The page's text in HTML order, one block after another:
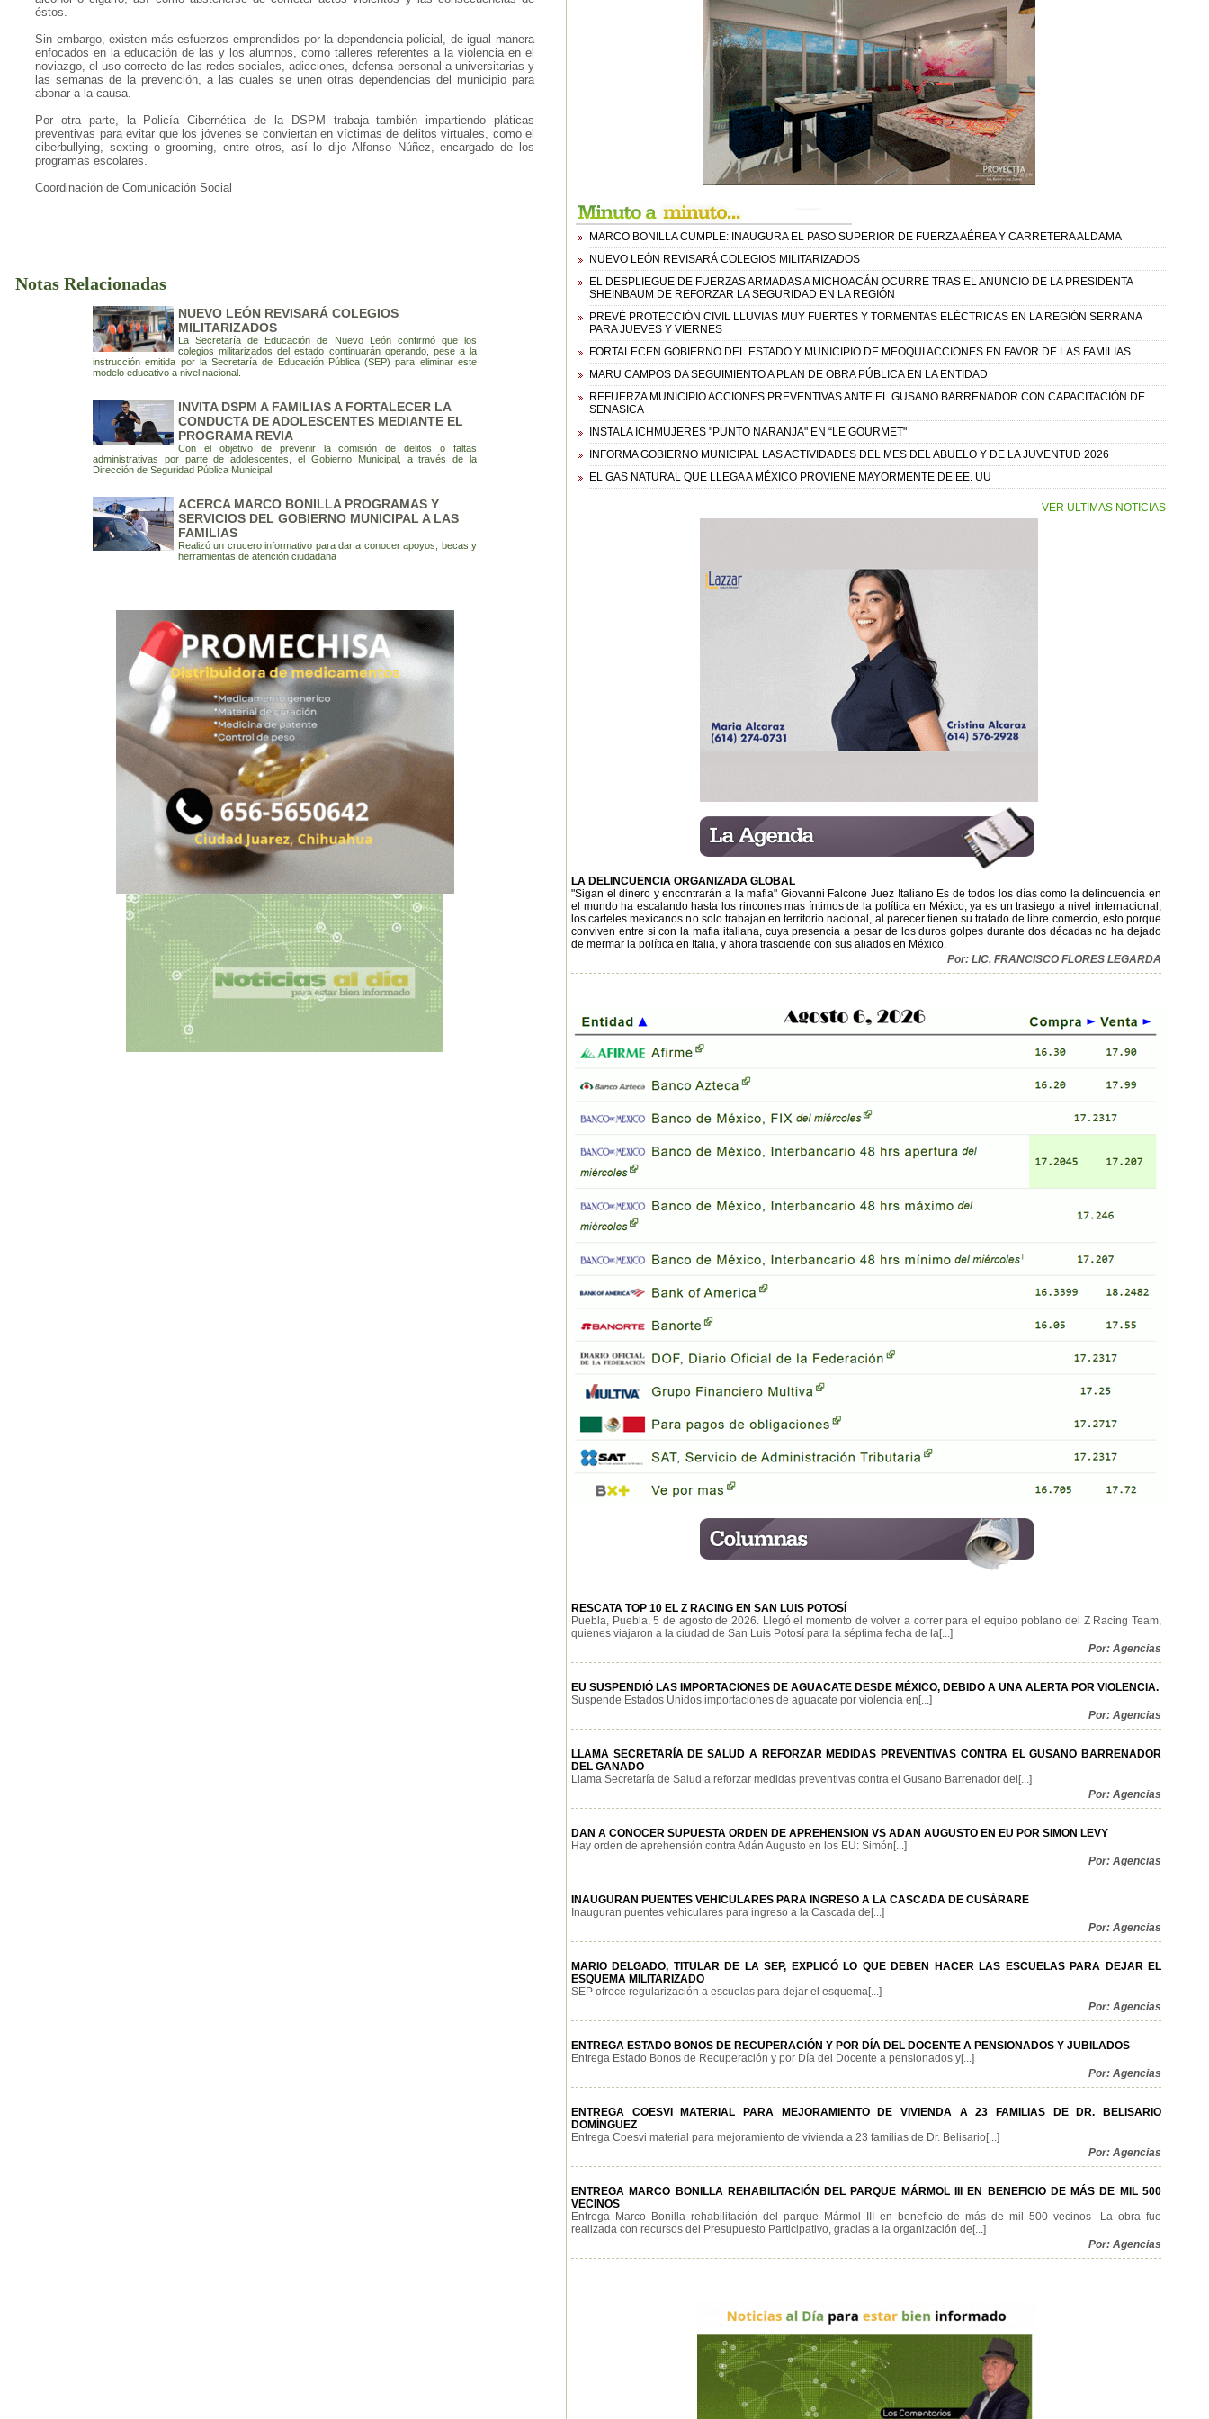
éstos.
Sin embargo, existen más esfuerzos emprendidos por la dependencia policial, de igual manera
enfocados en la educación de las y los alumnos, como talleres referentes a la violencia en el
noviazgo, el uso correcto de las redes sociales, adicciones, defensa personal a universitarias y
las semanas de la prevención, a las cuales se unen otras dependencias del municipio para
abonar a la causa.
Por otra parte, la Policía Cibernética de la DSPM trabaja también impartiendo pláticas
preventivas para evitar que los jóvenes se conviertan en víctimas de delitos virtuales, como el
ciberbullying, sexting o grooming, entre otros, así lo dijo Alfonso Núñez, encargado de los
programas escolares.
Coordinación de Comunicación Social
Notas Relacionadas
NUEVO LEÓN REVISARÁ COLEGIOS
MILITARIZADOS
La Secretaría de Educación de Nuevo León confirmó que los
colegios militarizados del estado continuarán operando, pese a la
instrucción emitida por la Secretaría de Educación Pública (SEP) para eliminar este
modelo educativo a nivel nacional.
INVITA DSPM A FAMILIAS A FORTALECER LA
CONDUCTA DE ADOLESCENTES MEDIANTE EL
PROGRAMA REVIA
Con el objetivo de prevenir la comisión de delitos o faltas
administrativas por parte de adolescentes, el Gobierno Municipal, a través de la
Dirección de Seguridad Pública Municipal,
ACERCA MARCO BONILLA PROGRAMAS Y
SERVICIOS DEL GOBIERNO MUNICIPAL A LAS
FAMILIAS
Realizó un crucero informativo para dar a conocer apoyos, becas y
herramientas de atención ciudadana
MARCO BONILLA CUMPLE: INAUGURA EL PASO SUPERIOR DE FUERZA AÉREA Y CARRETERA ALDAMA
NUEVO LEÓN REVISARÁ COLEGIOS MILITARIZADOS
EL DESPLIEGUE DE FUERZAS ARMADAS A MICHOACÁN OCURRE TRAS EL ANUNCIO DE LA PRESIDENTA
SHEINBAUM DE REFORZAR LA SEGURIDAD EN LA REGIÓN
PREVÉ PROTECCIÓN CIVIL LLUVIAS MUY FUERTES Y TORMENTAS ELÉCTRICAS EN LA REGIÓN SERRANA
PARA JUEVES Y VIERNES
FORTALECEN GOBIERNO DEL ESTADO Y MUNICIPIO DE MEOQUI ACCIONES EN FAVOR DE LAS FAMILIAS
MARU CAMPOS DA SEGUIMIENTO A PLAN DE OBRA PÚBLICA EN LA ENTIDAD
REFUERZA MUNICIPIO ACCIONES PREVENTIVAS ANTE EL GUSANO BARRENADOR CON CAPACITACIÓN DE
SENASICA
INSTALA ICHMUJERES "PUNTO NARANJA" EN “LE GOURMET"
INFORMA GOBIERNO MUNICIPAL LAS ACTIVIDADES DEL MES DEL ABUELO Y DE LA JUVENTUD 2026
EL GAS NATURAL QUE LLEGA A MÉXICO PROVIENE MAYORMENTE DE EE. UU
VER ULTIMAS NOTICIAS
LA DELINCUENCIA ORGANIZADA GLOBAL
"Sigan el dinero y encontrarán a la mafia" Giovanni Falcone Juez Italiano Es de todos los días como la delincuencia en
el mundo ha escalando hasta los rincones mas íntimos de la política en México, ya es un trasiego a nivel internacional,
los carteles mexicanos no solo trabajan en territorio nacional, al parecer tienen su tratado de libre comercio, esto porque
conviven entre si con la mafia italiana, cuya presencia a pesar de los duros golpes durante dos décadas no ha dejado
de mermar la política en Italia, y ahora trasciende con sus aliados en México.
Por: LIC. FRANCISCO FLORES LEGARDA
RESCATA TOP 10 EL Z RACING EN SAN LUIS POTOSÍ
Puebla, Puebla, 5 de agosto de 2026. Llegó el momento de volver a correr para el equipo poblano del Z Racing Team,
quienes viajaron a la ciudad de San Luis Potosí para la séptima fecha de la[...]
Por: Agencias
EU SUSPENDIÓ LAS IMPORTACIONES DE AGUACATE DESDE MÉXICO, DEBIDO A UNA ALERTA POR VIOLENCIA.
Suspende Estados Unidos importaciones de aguacate por violencia en[...]
Por: Agencias
LLAMA SECRETARÍA DE SALUD A REFORZAR MEDIDAS PREVENTIVAS CONTRA EL GUSANO BARRENADOR
DEL GANADO
Llama Secretaría de Salud a reforzar medidas preventivas contra el Gusano Barrenador del[...]
Por: Agencias
DAN A CONOCER SUPUESTA ORDEN DE APREHENSION VS ADAN AUGUSTO EN EU POR SIMON LEVY
Hay orden de aprehensión contra Adán Augusto en los EU: Simón[...]
Por: Agencias
INAUGURAN PUENTES VEHICULARES PARA INGRESO A LA CASCADA DE CUSÁRARE
Inauguran puentes vehiculares para ingreso a la Cascada de[...]
Por: Agencias
MARIO DELGADO, TITULAR DE LA SEP, EXPLICÓ LO QUE DEBEN HACER LAS ESCUELAS PARA DEJAR EL
ESQUEMA MILITARIZADO
SEP ofrece regularización a escuelas para dejar el esquema[...]
Por: Agencias
ENTREGA ESTADO BONOS DE RECUPERACIÓN Y POR DÍA DEL DOCENTE A PENSIONADOS Y JUBILADOS
Entrega Estado Bonos de Recuperación y por Día del Docente a pensionados y[...]
Por: Agencias
ENTREGA COESVI MATERIAL PARA MEJORAMIENTO DE VIVIENDA A 23 FAMILIAS DE DR. BELISARIO
DOMÍNGUEZ
Entrega Coesvi material para mejoramiento de vivienda a 23 familias de Dr. Belisario[...]
Por: Agencias
ENTREGA MARCO BONILLA REHABILITACIÓN DEL PARQUE MÁRMOL III EN BENEFICIO DE MÁS DE MIL 500
VECINOS
Entrega Marco Bonilla rehabilitación del parque Mármol III en beneficio de más de mil 500 vecinos -La obra fue
realizada con recursos del Presupuesto Participativo, gracias a la organización de[...]
Por: Agencias